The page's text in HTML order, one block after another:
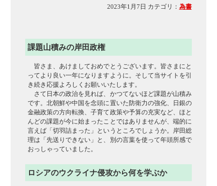
2023年1月7日 カテゴリ： 為書
課題山積みの岸田政権
皆さま、あけましておめでとうございます。皆さまにと
ってより良い一年になりますように。そして当サイトを引
き続き応援よろしくお願いいたします。
さて日本の政治を見れば、かつてないほど課題が山積み
です。北朝鮮や中国を念頭に置いた防衛力の強化、日銀の
金融政策の方向転換、子育て政策や予算の充実など、ほと
んどの課題が今に始まったことではありませんが、端的に
言えば「切羽詰まった」というところでしょうか。岸田総
理は「先送りできない」と、別の言葉を使って年頭所感で
おっしゃっていました。
ロシアのウクライナ侵攻から何を学ぶか